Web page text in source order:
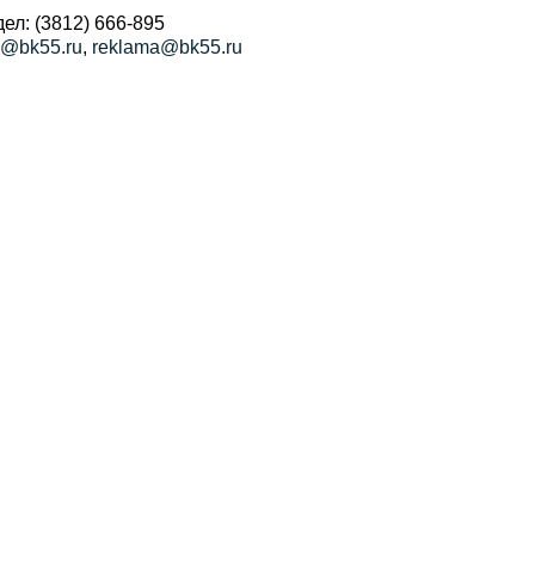
(3812) 666-895
, reklama@bk55.ru